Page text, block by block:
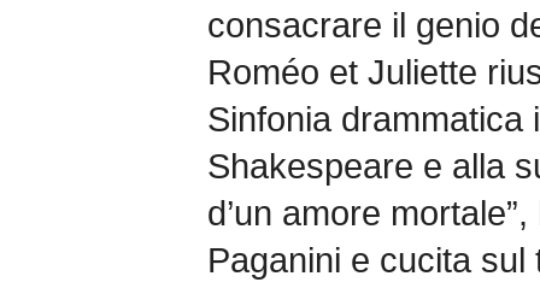
consacrare il genio
Roméo et Juliette
Sinfonia drammatica
Shakespeare e alla
d’un amore
Paganini e cucita